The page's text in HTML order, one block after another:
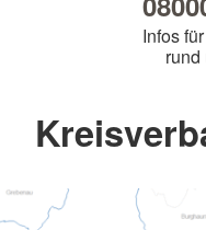
Infos
rund